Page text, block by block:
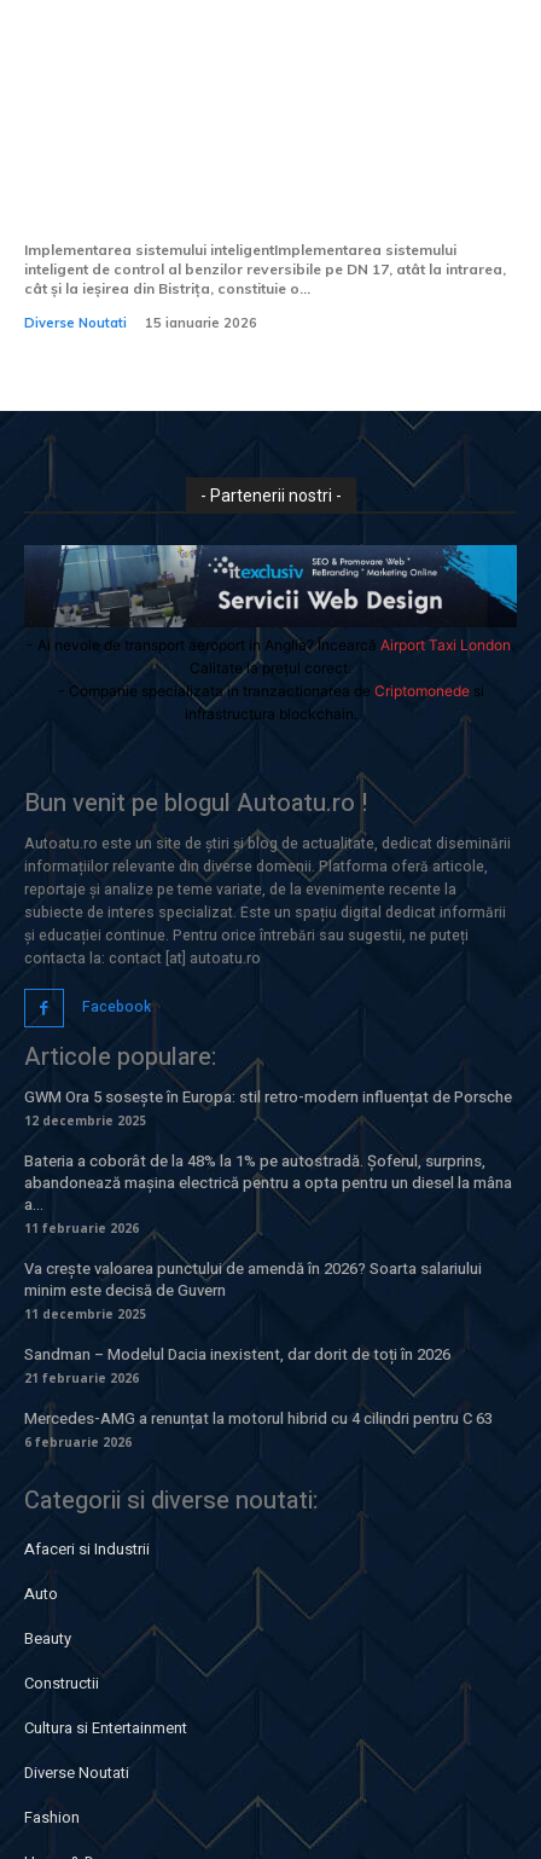
Implementarea sistemului inteligentImplementarea sistemului
inteligent de control al benzilor reversibile pe DN 17, atât la intrarea,
cât și la ieșirea din Bistrița, constituie o...
Diverse Noutati 15 ianuarie 2026
- Partenerii nostri -
- Ai nevoie de transport aeroport in Anglia? Încearcă Airport Taxi London
Calitate la prețul corect.
- Companie specializata in tranzactionarea de Criptomonedesi
infrastructura blockchain.
Bun venit pe blogul Autoatu.ro !
Autoatu.ro este un site de știri și blog de actualitate, dedicat diseminării
informațiilor relevante din diverse domenii. Platforma oferă articole,
reportaje și analize pe teme variate, de la evenimente recente la
subiecte de interes specializat. Este un spațiu digital dedicat informării
și educației continue. Pentru orice întrebări sau sugestii, ne puteți
contacta la: contact [at] autoatu.ro
Facebook
Articole populare:
GWM Ora 5 sosește în Europa: stil retro-modern influențat de Porsche
12 decembrie 2025
Bateria a coborât de la 48% la 1% pe autostradă. Șoferul, surprins,
abandonează mașina electrică pentru a opta pentru un diesel la mâna
a...
11 februarie 2026
Va crește valoarea punctului de amendă în 2026? Soarta salariului
minim este decisă de Guvern
11 decembrie 2025
Sandman – Modelul Dacia inexistent, dar dorit de toți în 2026
21 februarie 2026
Mercedes-AMG a renunțat la motorul hibrid cu 4 cilindri pentru C 63
6 februarie 2026
Categorii si diverse noutati:
Afaceri si Industrii
Auto
Beauty
Constructii
Cultura si Entertainment
Diverse Noutati
Fashion